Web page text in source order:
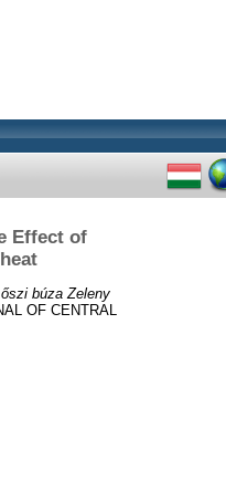
Effect of
búza Zeleny
OF CENTRAL